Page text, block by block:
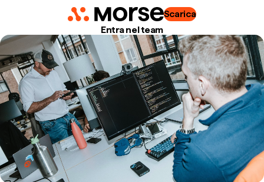
Scarica
Entra nel team